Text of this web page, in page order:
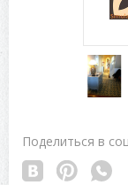
Поделиться в